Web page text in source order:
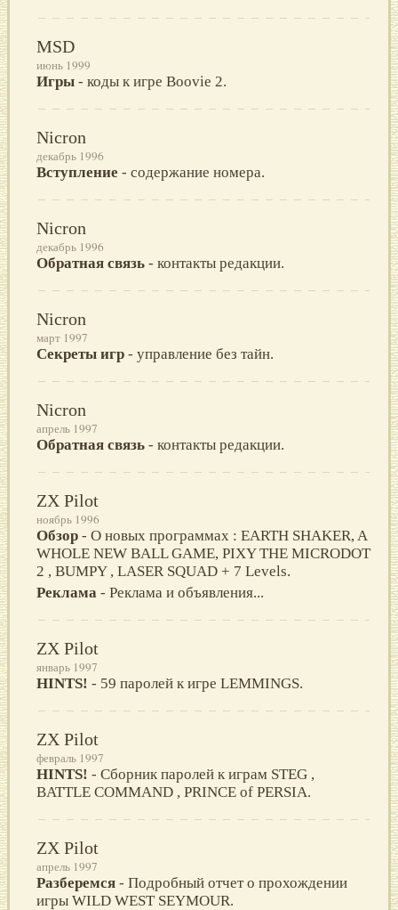
MSD
июнь 1999
Игры - коды к игре Boovie 2.
Nicron
декабрь 1996
Вступление - содержание номера.
Nicron
декабрь 1996
Обратная связь - контакты редакции.
Nicron
март 1997
Секреты игр - управление без тайн.
Nicron
апрель 1997
Обратная связь - контакты редакции.
ZX Pilot
ноябрь 1996
Обзор - О новых программах : EARTH SHAKER, A
WHOLE NEW BALL GAME, PIXY THE MICRODOT
2 , BUMPY , LASER SQUAD + 7 Levels.
Реклама - Реклама и объявления...
ZX Pilot
январь 1997
HINTS! - 59 паролей к игре LEMMINGS.
ZX Pilot
февраль 1997
HINTS! - Сборник паролей к играм STEG ,
BATTLE COMMAND , PRINCE of PERSIA.
ZX Pilot
апрель 1997
Разберемся - Подробный отчет о прохождении
игры WILD WEST SEYMOUR.